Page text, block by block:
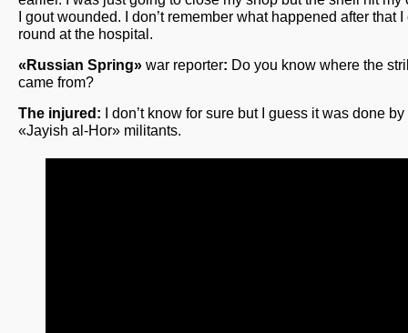
I gout wounded. I don’t remember what happened after that I
round at the hospital.
«Russian Spring» war reporter: Do you know where the
came from?
The injured: I don’t know for sure but I guess it was done by
«Jayish al-Hor» militants.